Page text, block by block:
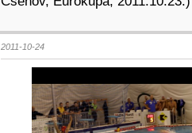
2011-10-24